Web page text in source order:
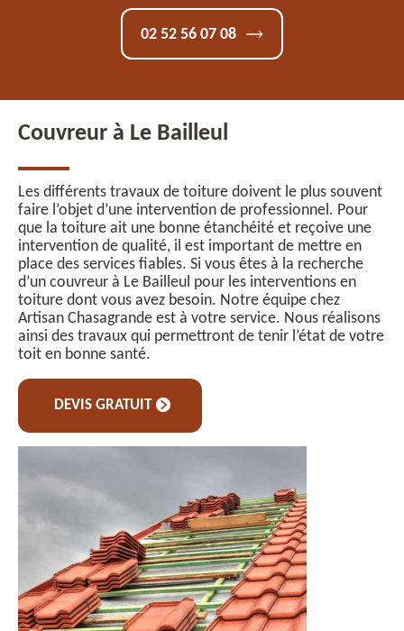
02 52 56 07 08
Couvreur à Le Bailleul
Les différents travaux de toiture doivent le plus souvent
faire l’objet d’une intervention de professionnel. Pour
que la toiture ait une bonne étanchéité et reçoive une
intervention de qualité, il est important de mettre en
place des services fiables. Si vous êtes à la recherche
d’un couvreur à Le Bailleul pour les interventions en
toiture dont vous avez besoin. Notre équipe chez
Artisan Chasagrande est à votre service. Nous réalisons
ainsi des travaux qui permettront de tenir l’état de votre
toit en bonne santé.
DEVIS GRATUIT